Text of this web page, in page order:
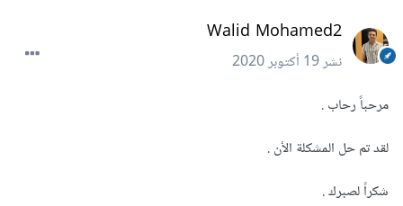
Walid Mohamed2
نشر19 أكتوبر 2020
مرحباً رحاب .
لقد تم حل المشكلة الأن .
شكراً لصبرك .